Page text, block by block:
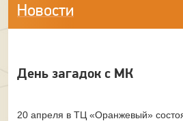
Новости
День загадок с МК
20 апреля в ТЦ «Оранжевый»